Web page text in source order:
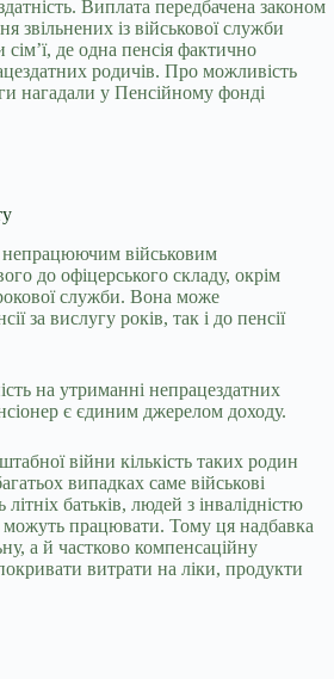
Виплата передбачена законом
звільнених із військової служби
де одна пенсія фактично
родичів. Про можливість
нагадали у Пенсійному фонді
непрацюючим військовим
до офіцерського складу, окрім
служби. Вона може
за вислугу років, так і до пенсії
на утриманні непрацездатних
є єдиним джерелом доходу.
війни кількість таких родин
випадках саме військові
батьків, людей з інвалідністю
можуть працювати. Тому ця надбавка
а й частково компенсаційну
витрати на ліки, продукти